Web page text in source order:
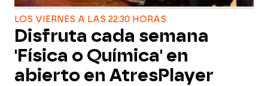
LOS VIERNES A LAS 22:30 HORAS
Disfruta cada semana
'Física o Química' en
abierto en AtresPlayer